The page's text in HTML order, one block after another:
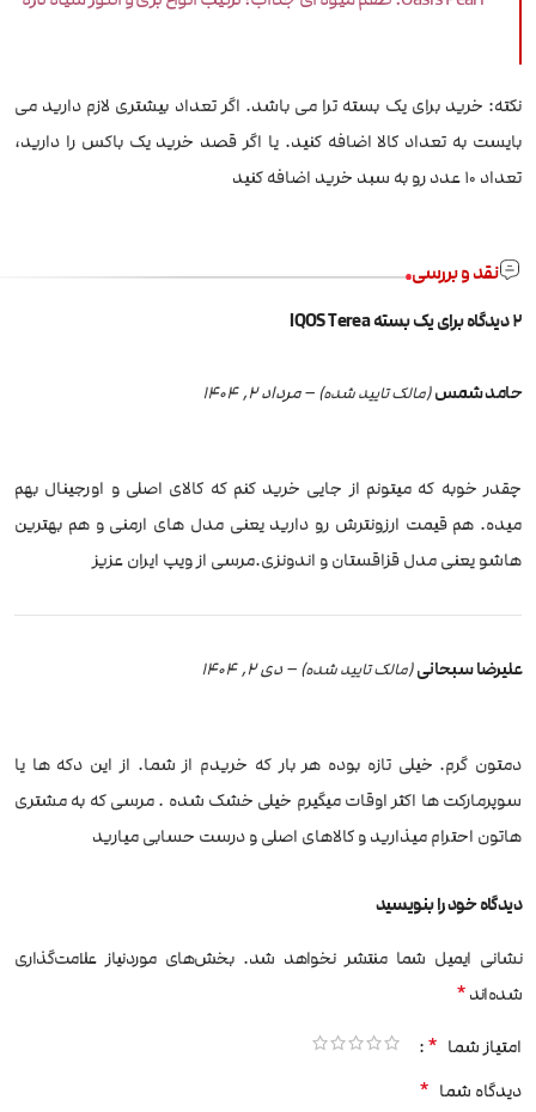
نکته: خرید برای یک بسته ترا می باشد. اگر تعداد بیشتری لازم دارید می
بایست به تعداد کالا اضافه کنید. یا اگر قصد خرید یک باکس را دارید،
تعداد 10 عدد رو به سبد خرید اضافه کنید
نقد و بررسی
2 دیدگاه برای یک بسته IQOS Terea
حامد شمس(مالک تایید شده) –مرداد 2, 1404
چقدر خوبه که میتونم از جایی خرید کنم که کالای اصلی و اورجینال بهم
میده. هم قیمت ارزونترش رو دارید یعنی مدل های ارمنی و هم بهترین
هاشو یعنی مدل قزاقستان و اندونزی.مرسی از ویپ ایران عزیز
علیرضا سبحانی(مالک تایید شده) –دی 2, 1404
دمتون گرم. خیلی تازه بوده هر بار که خریدم از شما. از این دکه ها یا
سوپرمارکت ها اکثر اوقات میگیرم خیلی خشک شده . مرسی که به مشتری
هاتون احترام میذارید و کالاهای اصلی و درست حسابی میارید
دیدگاه خود را بنویسید
نشانی ایمیل شما منتشر نخواهد شد. بخش‌های موردنیاز علامت‌گذاری
شده‌اند*
امتیاز شما *
دیدگاه شما *